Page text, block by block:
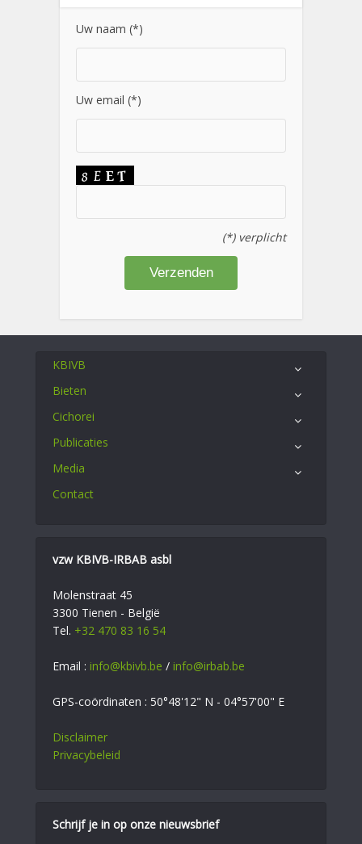
Uw naam (*)
Uw email (*)
(*) verplicht
KBIVB
Bieten
Cichorei
Publicaties
Media
Contact
vzw KBIVB-IRBAB asbl
Molenstraat 45
3300 Tienen - België
Tel. +32 470 83 16 54
Email : info@kbivb.be / info@irbab.be
GPS-coördinaten : 50°48'12" N - 04°57'00" E
Disclaimer
Privacybeleid
Schrijf je in op onze nieuwsbrief